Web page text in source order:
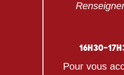
16h30-
Pour vous